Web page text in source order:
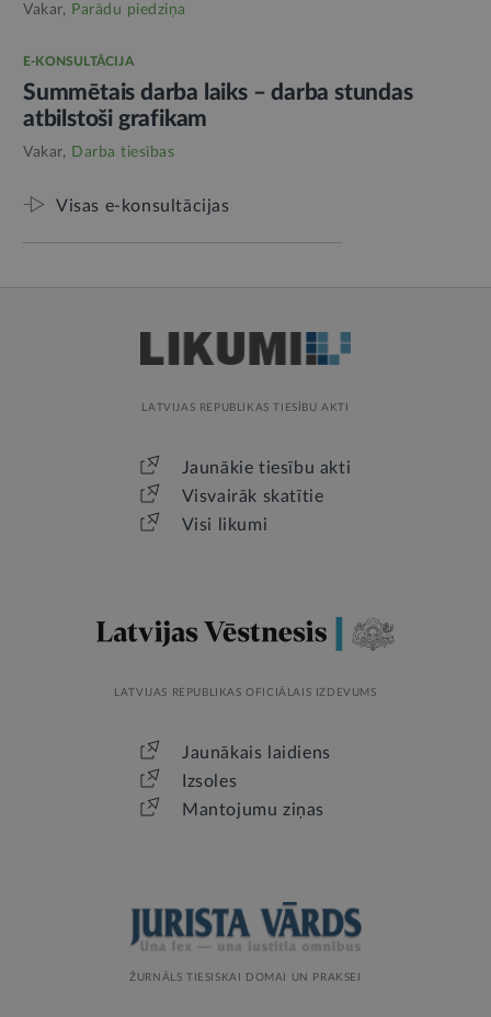
Vakar, Parādu piedziņa
E-KONSULTĀCIJA
Summētais darba laiks – darba stundas
atbilstoši grafikam
Vakar, Darba tiesības
Visas e-konsultācijas
LATVIJAS REPUBLIKAS TIESĪBU AKTI
Jaunākie tiesību akti
Visvairāk skatītie
Visi likumi
LATVIJAS REPUBLIKAS OFICIĀLAIS IZDEVUMS
Jaunākais laidiens
Izsoles
Mantojumu ziņas
ŽURNĀLS TIESISKAI DOMAI UN PRAKSEI